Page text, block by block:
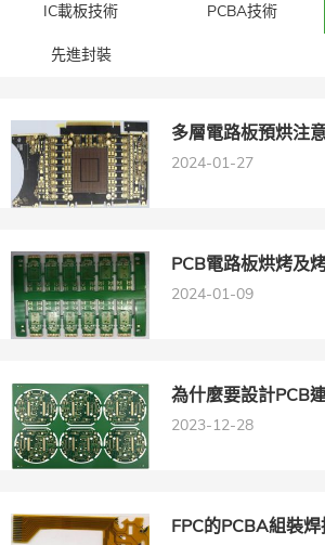
IC載板技術 PCBA技術
先進封裝​
多層電路板預烘注
2024-01-27
PCB電路板烘烤及
2024-01-09
為什麼要設計PCB
2023-12-28
FPC的PCBA組裝